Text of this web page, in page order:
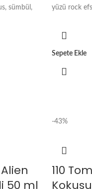
sümbül,
yüzü rock
Sepete Ekle
50 ml
-43%
110